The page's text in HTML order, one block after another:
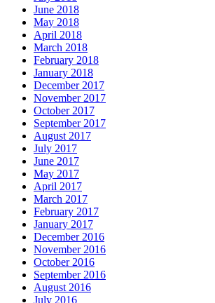
June 2018
May 2018
April 2018
March 2018
February 2018
January 2018
December 2017
November 2017
October 2017
September 2017
August 2017
July 2017
June 2017
May 2017
April 2017
March 2017
February 2017
January 2017
December 2016
November 2016
October 2016
September 2016
August 2016
July 2016